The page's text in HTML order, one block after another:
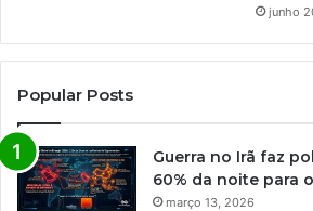
junho
Popular Posts
Guerra no Irã faz
60% da noite para
março 13, 2026